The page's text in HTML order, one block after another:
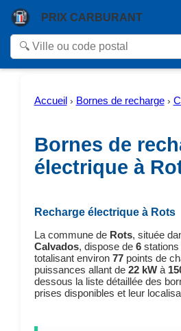
PRIX CARBURANT
Accueil › Bornes de recharge›
Bornes de
électrique à
Recharge électrique à Rots
La commune de Rots, située
Calvados, dispose de 6stations
totalisant environ 77points de
puissances allant de 22 kWà
dessous la liste détaillée des
prises disponibles et leur